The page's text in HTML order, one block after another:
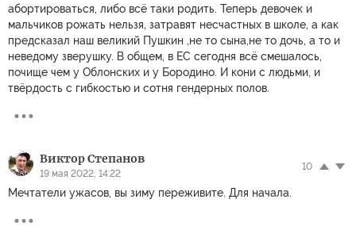
абортироваться, либо всё таки родить. Теперь девочек и
мальчиков рожать нельзя, затравят несчастных в школе, а как
предсказал наш великий Пушкин ,не то сына,не то дочь, а то и
неведому зверушку. В общем, в ЕС сегодня всё смешалось,
почище чем у Облонских и у Бородино. И кони с людьми, и
твёрдость с гибкостью и сотня гендерных полов.
Виктор Степанов
19 мая 2022, 14:22
10
Мечтатели ужасов, вы зиму переживите. Для начала.